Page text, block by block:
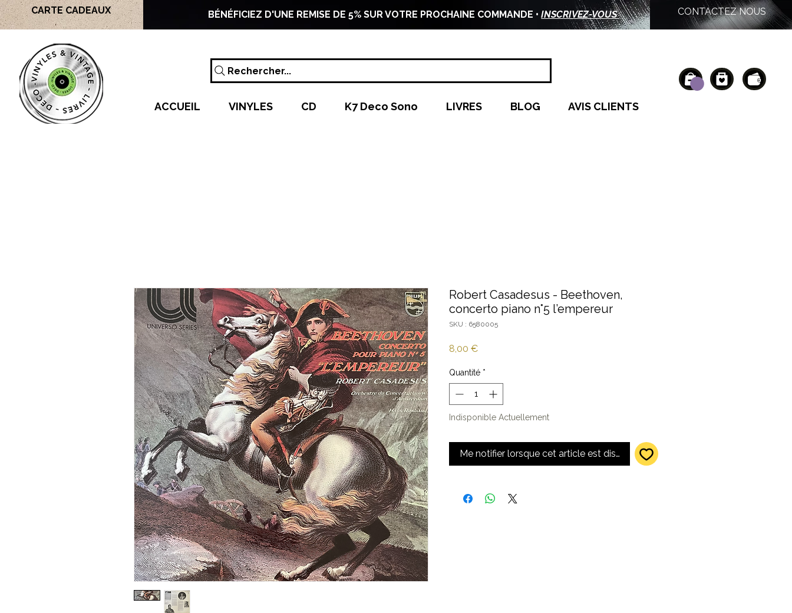
CARTE CADEAUX BÉNÉFICIEZ D'UNE REMISE DE 5% SUR VOTRE PROCHAINE COMMANDE •INSCRIVEZ-VOUS CONTACTEZ NOUS
Rechercher...
ACCUEIL VINYLES CD K7 Deco Sono LIVRES BLOG AVIS CLIENTS
Robert Casadesus - Beethoven,
concerto piano n°5 l’empereur
SKU : 6580005
8,00 €Prix
Quantité *
Indisponible Actuellement
Me notifier lorsque cet article est disponible